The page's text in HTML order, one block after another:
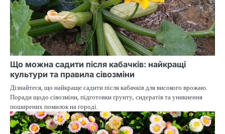
Що можна садити після кабачків: найкращі
культури та правила сівозміни
Дізнайтеся, що найкраще садити після кабачків для високого врожаю.
Поради щодо сівозміни, підготовки ґрунту, сидератів та уникнення
поширених помилок на городі.